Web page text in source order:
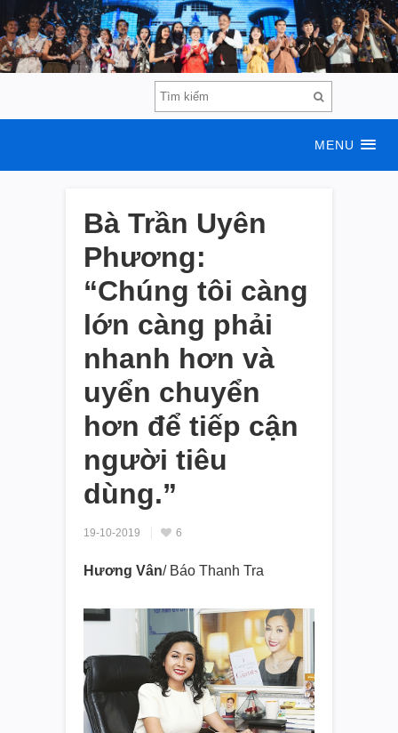
MENU
Bà Trần Uyên
Phương:
“Chúng tôi càng
lớn càng phải
nhanh hơn và
uyển chuyển
hơn để tiếp cận
người tiêu
dùng.”
19-10-2019 6
Hương Vân/ Báo Thanh Tra